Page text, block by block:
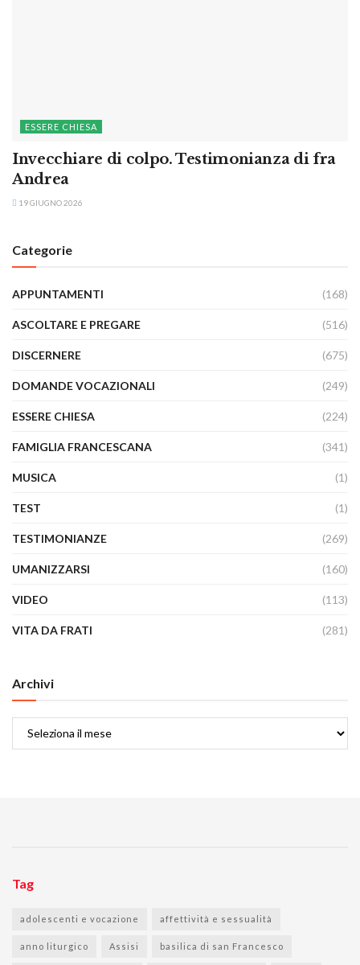
ESSERE CHIESA
Invecchiare di colpo. Testimonianza di fra
Andrea
19 GIUGNO 2026
Categorie
APPUNTAMENTI (168)
ASCOLTARE E PREGARE (516)
DISCERNERE (675)
DOMANDE VOCAZIONALI (249)
ESSERE CHIESA (224)
FAMIGLIA FRANCESCANA (341)
MUSICA (1)
TEST (1)
TESTIMONIANZE (269)
UMANIZZARSI (160)
VIDEO (113)
VITA DA FRATI (281)
Archivi
Tag
adolescenti e vocazione affettività e sessualità
anno liturgico Assisi basilica di san Francesco